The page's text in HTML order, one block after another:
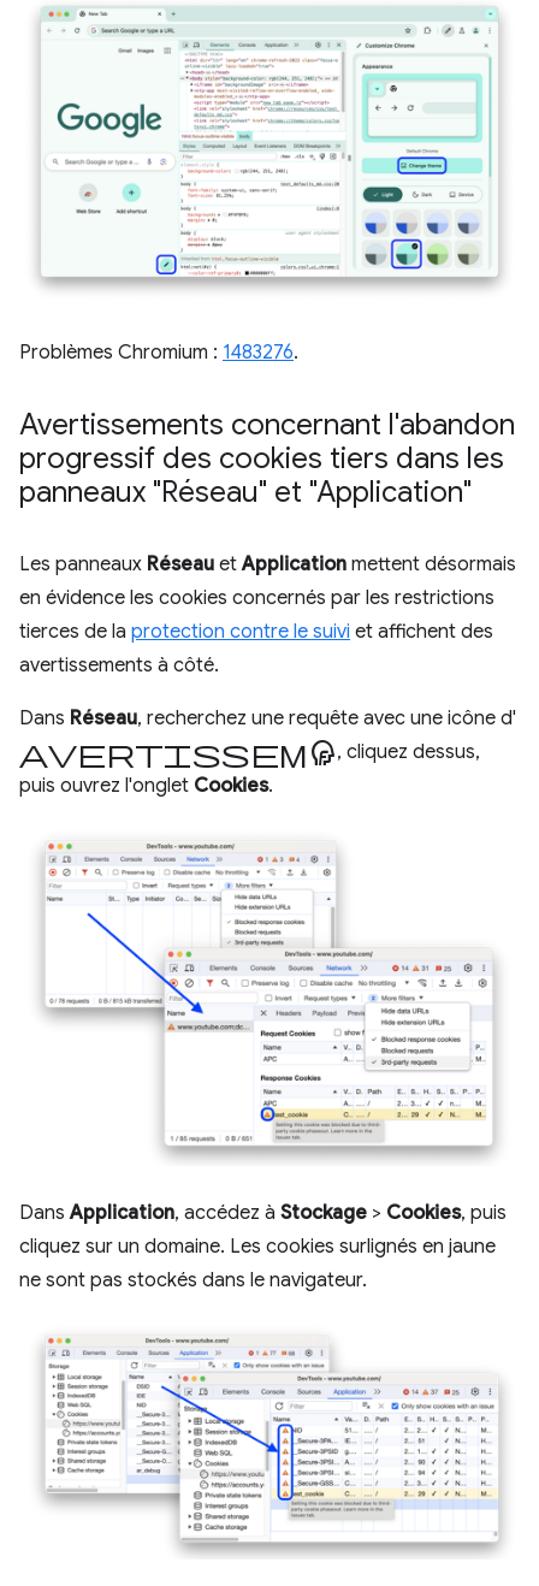
Problèmes Chromium : 1483276.
Avertissements concernant l'abandon
progressif des cookies tiers dans les
panneaux "Réseau" et "Application"
Les panneaux Réseau etApplication mettent désormais
en évidence les cookies concernés par les restrictions
tierces de la protection contre le suivi et affichent des
avertissements à côté.
Dans Réseau, recherchez une requête avec une icône d'
avertissement, cliquez dessus,
puis ouvrez l'onglet Cookies.
DansApplication, accédez à Stockage > Cookies, puis
cliquez sur un domaine. Les cookies surlignés en jaune
ne sont pas stockés dans le navigateur.